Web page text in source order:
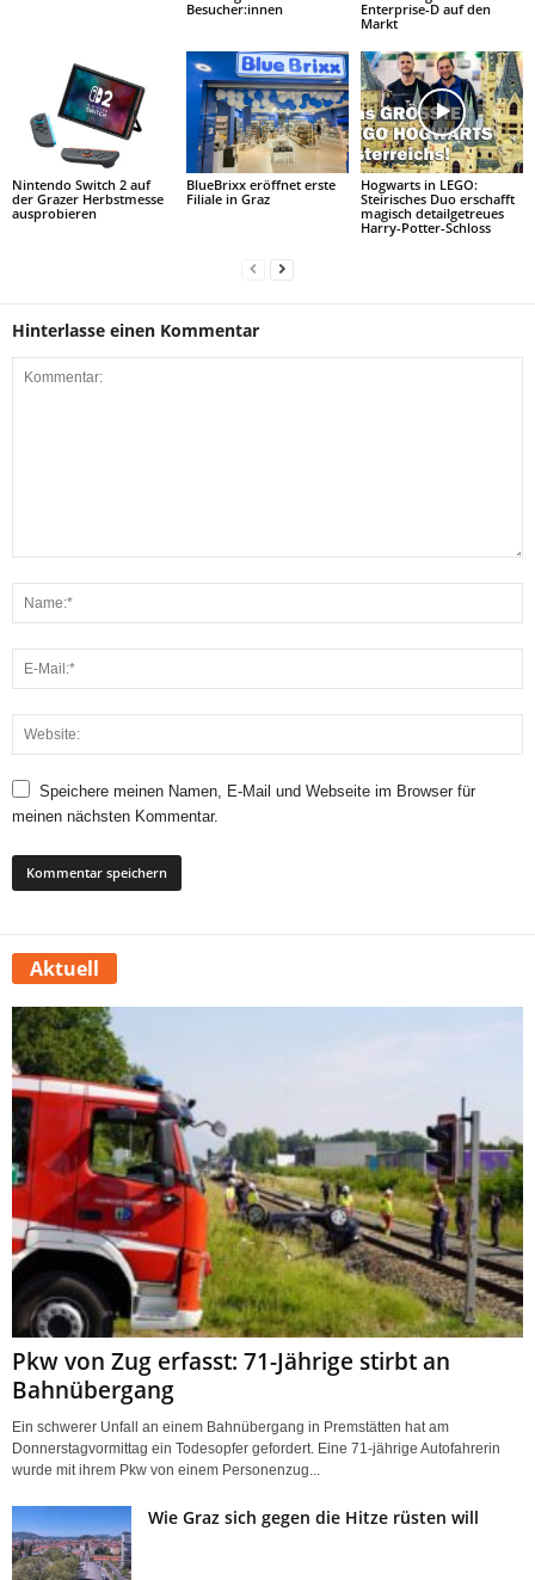
Besucher:innen
Enterprise-D auf den
Markt
Nintendo Switch 2 auf
der Grazer Herbstmesse
ausprobieren
BlueBrixx eröffnet erste
Filiale in Graz
Hogwarts in LEGO:
Steirisches Duo erschafft
magisch detailgetreues
Harry-Potter-Schloss
Hinterlasse einen Kommentar
Speichere meinen Namen, E-Mail und Webseite im Browser für
meinen nächsten Kommentar.
Aktuell
Pkw von Zug erfasst: 71-Jährige stirbt an
Bahnübergang
Ein schwerer Unfall an einem Bahnübergang in Premstätten hat am
Donnerstagvormittag ein Todesopfer gefordert. Eine 71-jährige Autofahrerin
wurde mit ihrem Pkw von einem Personenzug...
Wie Graz sich gegen die Hitze rüsten will